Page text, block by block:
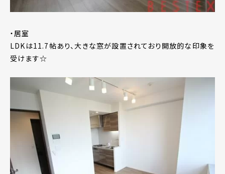
・居室
LDKは11.7帖あり、大きな窓が設置されており開放的な印象を
受けます☆